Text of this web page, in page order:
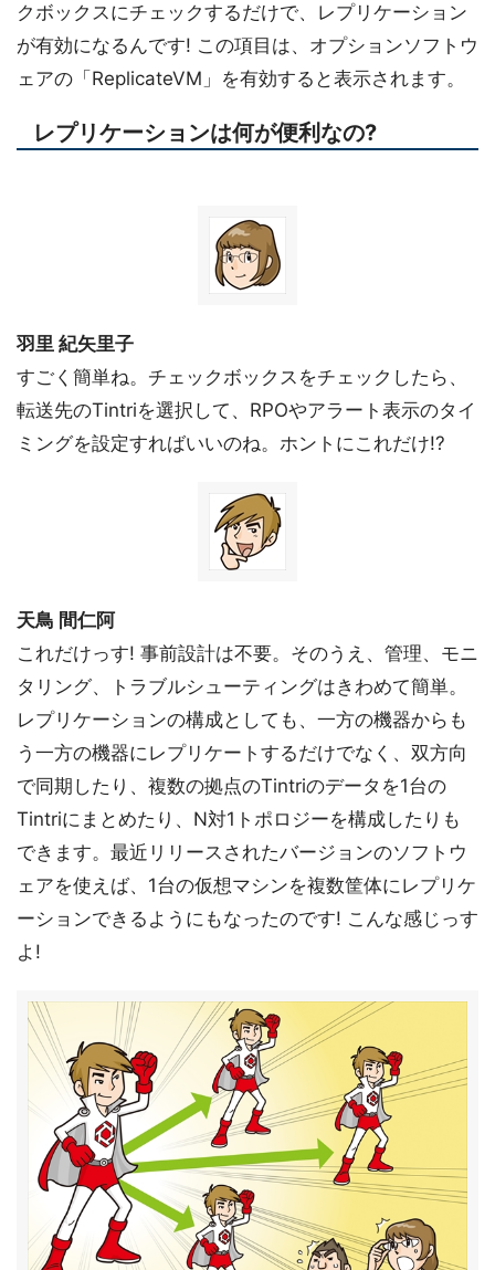
クボックスにチェックするだけで、レプリケーション
が有効になるんです! この項目は、オプションソフトウ
ェアの「ReplicateVM」を有効すると表示されます。
レプリケーションは何が便利なの?
羽里 紀矢里子
すごく簡単ね。チェックボックスをチェックしたら、
転送先のTintriを選択して、RPOやアラート表示のタイ
ミングを設定すればいいのね。ホントにこれだけ!?
天鳥 間仁阿
これだけっす! 事前設計は不要。そのうえ、管理、モニ
タリング、トラブルシューティングはきわめて簡単。
レプリケーションの構成としても、一方の機器からも
う一方の機器にレプリケートするだけでなく、双方向
で同期したり、複数の拠点のTintriのデータを1台の
Tintriにまとめたり、N対1トポロジーを構成したりも
できます。最近リリースされたバージョンのソフトウ
ェアを使えば、1台の仮想マシンを複数筐体にレプリケ
ーションできるようにもなったのです! こんな感じっす
よ!